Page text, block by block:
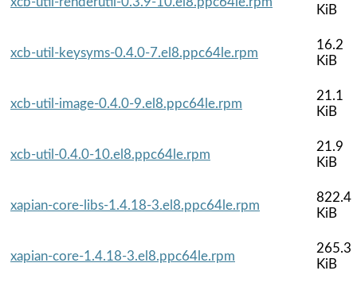
KiB
xcb-util-keysyms-0.4.0-7.el8.ppc64le.rpm
16.2
KiB
xcb-util-image-0.4.0-9.el8.ppc64le.rpm
21.1
KiB
xcb-util-0.4.0-10.el8.ppc64le.rpm
21.9
KiB
xapian-core-libs-1.4.18-3.el8.ppc64le.rpm
822.4
KiB
xapian-core-1.4.18-3.el8.ppc64le.rpm
265.3
KiB